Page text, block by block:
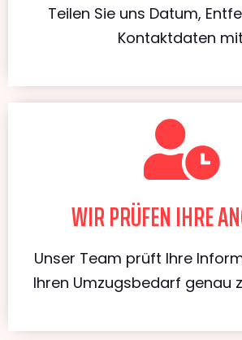
Teilen Sie uns Datum,
Kontaktdaten
WIR PRÜFEN IHRE
Unser Team prüft Ihre
Ihren Umzugsbedarf genau